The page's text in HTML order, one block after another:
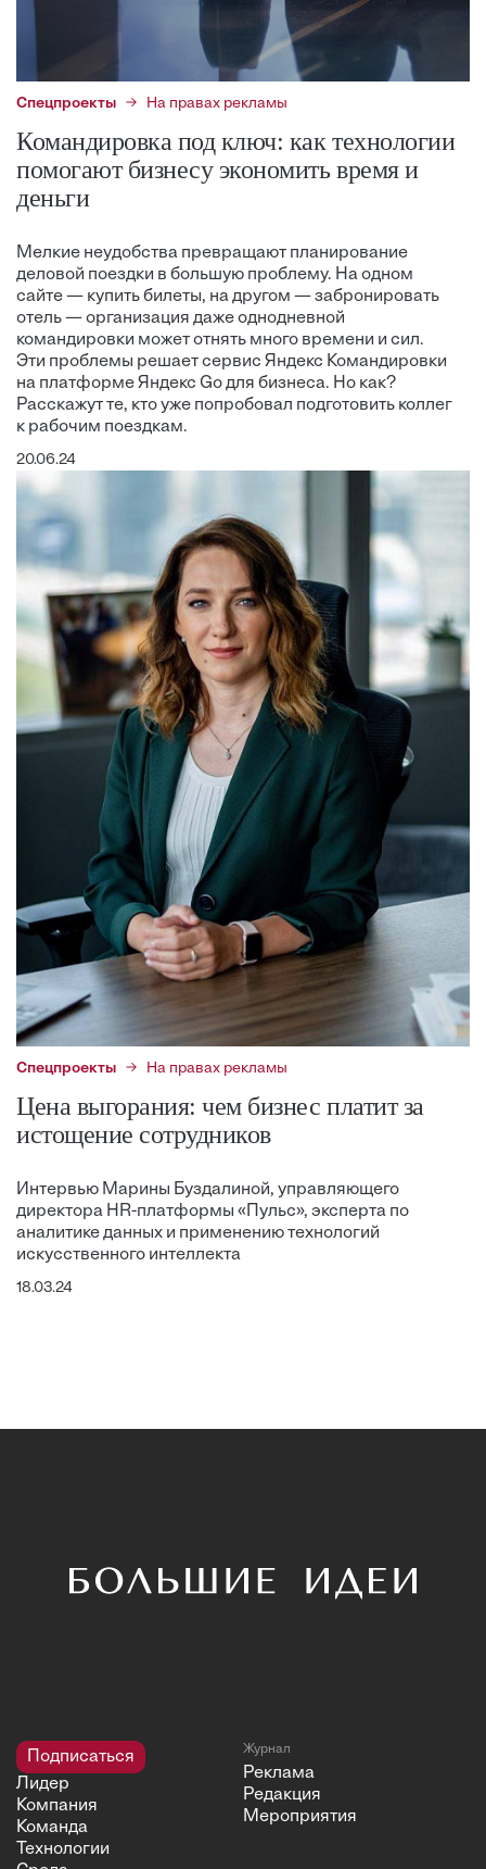
Спецпроекты На правах рекламы
Командировка под ключ: как технологии
помогают бизнесу экономить время и
деньги
Мелкие неудобства превращают планирование
деловой поездки в большую проблему. На одном
сайте — купить билеты, на другом — забронировать
отель — организация даже однодневной
командировки может отнять много времени и сил.
Эти проблемы решает сервис Яндекс Командировки
на платформе Яндекс Go для бизнеса. Но как?
Расскажут те, кто уже попробовал подготовить коллег
к рабочим поездкам.
20.06.24
Спецпроекты На правах рекламы
Цена выгорания: чем бизнес платит за
истощение сотрудников
Интервью Марины Буздалиной, управляющего
директора HR-платформы «Пульс», эксперта по
аналитике данных и применению технологий
искусственного интеллекта
18.03.24
Подписаться
Лидер
Компания
Команда
Технологии
Журнал
Реклама
Редакция
Мероприятия